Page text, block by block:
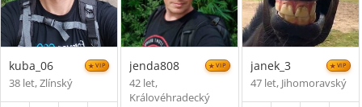
kuba_06 VIP
38 let, Zlínský
jenda808 VIP
42 let,
Královéhradecký
janek_3 VIP
47 let, Jihomoravský